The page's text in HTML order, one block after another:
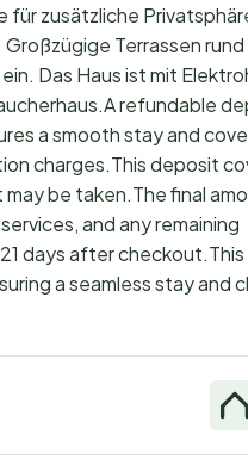
für zusätzliche
Terrassen
Das Haus ist mit
refundable
a smooth stay and
charges.This deposit
be taken.The final
and any remaining
days after
a seamless stay and